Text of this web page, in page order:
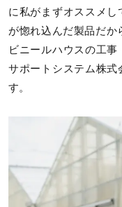
に私がまずオススメ
が惚れ込んだ製品だか
ビニールハウスの工
サポートシステム株式
す。